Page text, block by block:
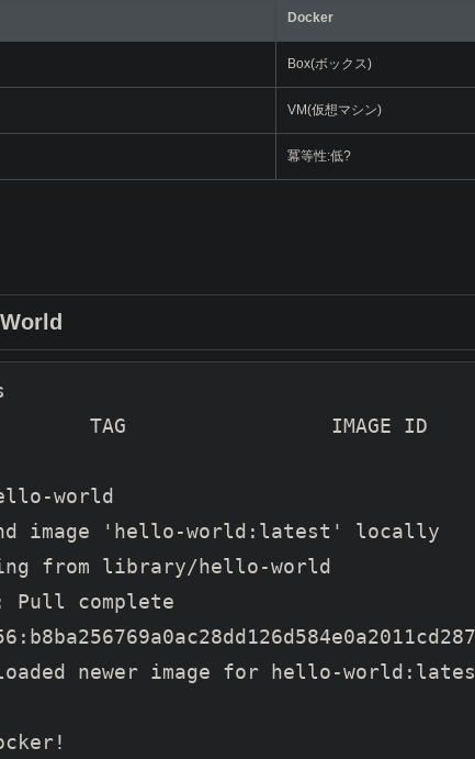
Docker
Box(ボックス)
VM(仮想マシン)
冪等性:低?
TAG                 IMAGE ID
world
image 'hello-world:latest' locally
from library/hello-world
Pull complete
newer image for hello-